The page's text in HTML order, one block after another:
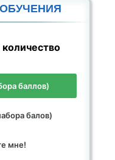
баллов)
балов)
мне!